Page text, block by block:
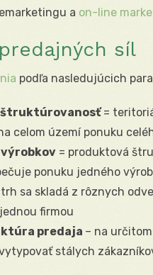
a on-line
síl
podľa nasledujúcich
štruktúrovanosť=
celom území ponuku
= produktová
ponuku jedného
trh sa skladá z rôznych
firmou
predaja – na
stálych